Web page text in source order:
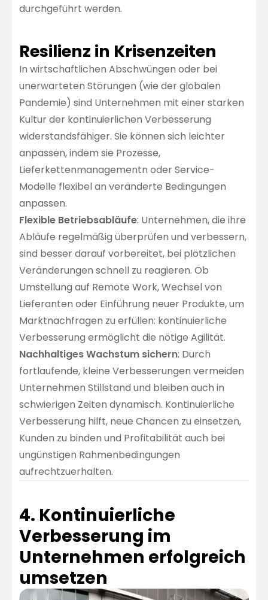
durchgeführt werden.
Resilienz in Krisenzeiten
In wirtschaftlichen Abschwüngen oder bei
unerwarteten Störungen (wie der globalen
Pandemie) sind Unternehmen mit einer starken
Kultur der kontinuierlichen Verbesserung
widerstandsfähiger. Sie können sich leichter
anpassen, indem sie Prozesse,
Lieferkettenmanagementn oder Service-
Modelle flexibel an veränderte Bedingungen
anpassen.
Flexible Betriebsabläufe: Unternehmen, die ihre
Abläufe regelmäßig überprüfen und verbessern,
sind besser darauf vorbereitet, bei plötzlichen
Veränderungen schnell zu reagieren. Ob
Umstellung auf Remote Work, Wechsel von
Lieferanten oder Einführung neuer Produkte, um
Marktnachfragen zu erfüllen: kontinuierliche
Verbesserung ermöglicht die nötige Agilität.
Nachhaltiges Wachstum sichern: Durch
fortlaufende, kleine Verbesserungen vermeiden
Unternehmen Stillstand und bleiben auch in
schwierigen Zeiten dynamisch. Kontinuierliche
Verbesserung hilft, neue Chancen zu einsetzen,
Kunden zu binden und Profitabilität auch bei
ungünstigen Rahmenbedingungen
aufrechtzuerhalten.
4. Kontinuierliche
Verbesserung im
Unternehmen erfolgreich
umsetzen